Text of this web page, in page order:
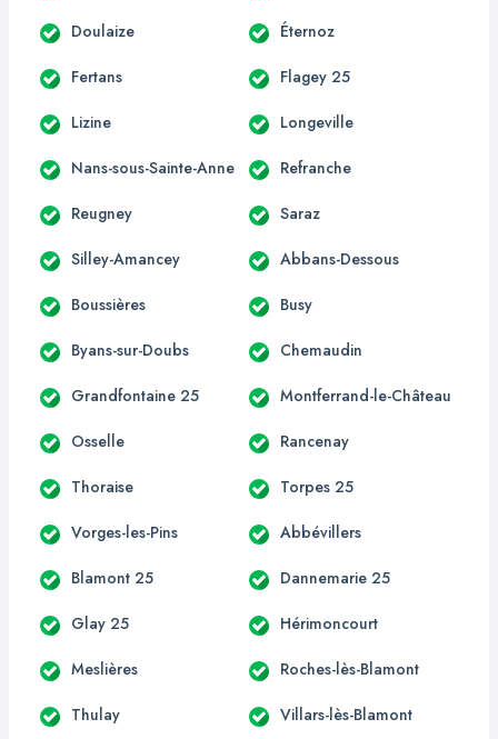
Doulaize Éternoz
Fertans Flagey 25
Lizine Longeville
Nans-sous-Sainte-Anne Refranche
Reugney Saraz
Silley-Amancey Abbans-Dessous
Boussières Busy
Byans-sur-Doubs Chemaudin
Grandfontaine 25 Montferrand-le-Château
Osselle Rancenay
Thoraise Torpes 25
Vorges-les-Pins Abbévillers
Blamont 25 Dannemarie 25
Glay 25 Hérimoncourt
Meslières Roches-lès-Blamont
Thulay Villars-lès-Blamont